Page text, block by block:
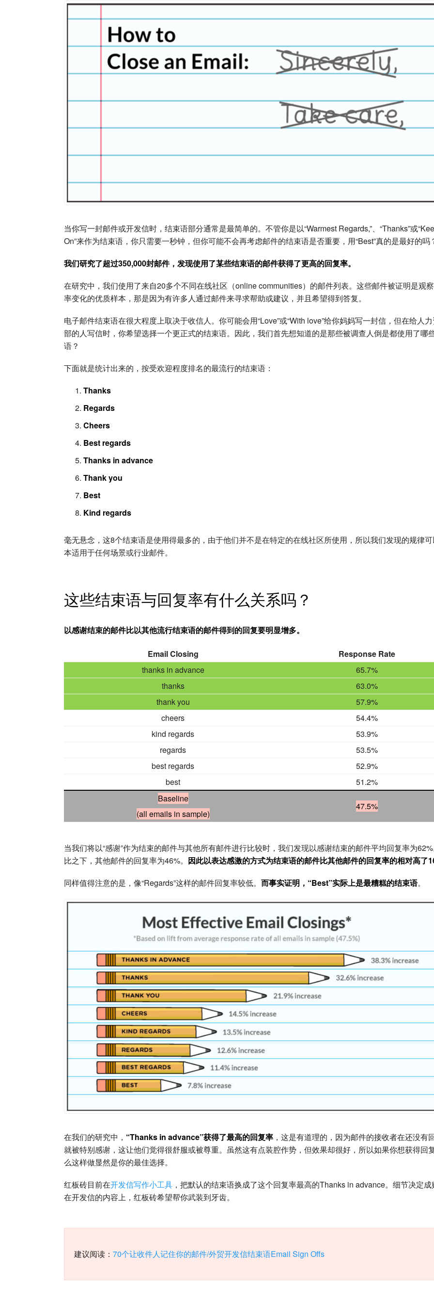
当你写一封邮件或开发信时，结束语部分通常是最简单的。不管你是以“Warmest Regards,”、“Thanks”或
On”来作为结束语，你只需要一秒钟，但你可能不会再考虑邮件的结束语是否重要，用“Best”真的是最好的吗
我们研究了超过350,000封邮件，发现使用了某些结束语的邮件获得了更高的回复率。
在研究中，我们使用了来自20多个不同在线社区（online communities）的邮件列表。这些邮件被证明是观
率变化的优质样本，那是因为有许多人通过邮件来寻求帮助或建议，并且希望得到答复。
电子邮件结束语在很大程度上取决于收信人。你可能会用“Love”或“With love”给你妈妈写一封信，但在给人
部的人写信时，你希望选择一个更正式的结束语。因此，我们首先想知道的是那些被调查人倒是都使用了哪
语？
下面就是统计出来的，按受欢迎程度排名的最流行的结束语：
Thanks
Regards
Cheers
Best regards
Thanks in advance
Thank you
Best
Kind regards
毫无悬念，这8个结束语是使用得最多的，由于他们并不是在特定的在线社区所使用，所以我们发现的规律
本适用于任何场景或行业邮件。
这些结束语与回复率有什么关系吗？
以感谢结束的邮件比以其他流行结束语的邮件得到的回复要明显增多。
Email Closing
Response Rate
thanks in advance
65.7%
thanks
63.0%
thank you
57.9%
cheers
54.4%
kind regards
53.9%
regards
53.5%
best regards
52.9%
best
51.2%
Baseline
(all emails in sample)
47.5%
当我们将以“感谢”作为结束的邮件与其他所有邮件进行比较时，我们发现以感谢结束的邮件平均回复率为
比之下，其他邮件的回复率为46%。 因此以表达感激的方式为结束语的邮件比其他邮件的回复率的相对高了
同样值得注意的是，像“Regards”这样的邮件回复率较低。 而事实证明，“Best”实际上是最糟糕的结束语。
在我们的研究中， “Thanks in advance”获得了最高的回复率 ，这是有道理的，因为邮件的接收者在还没有
就被特别感谢，这让他们觉得很舒服或被尊重。虽然这有点装腔作势，但效果却很好，所以如果你想获得回
么这样做显然是你的最佳选择。
红板砖目前在开发信写作小工具 ，把默认的结束语换成了这个回复率最高的Thanks in advance。细节决定成
在开发信的内容上，红板砖希望帮你武装到牙齿。
建议阅读： 70个让收件人记住你的邮件/外贸开发信结束语Email Sign Offs